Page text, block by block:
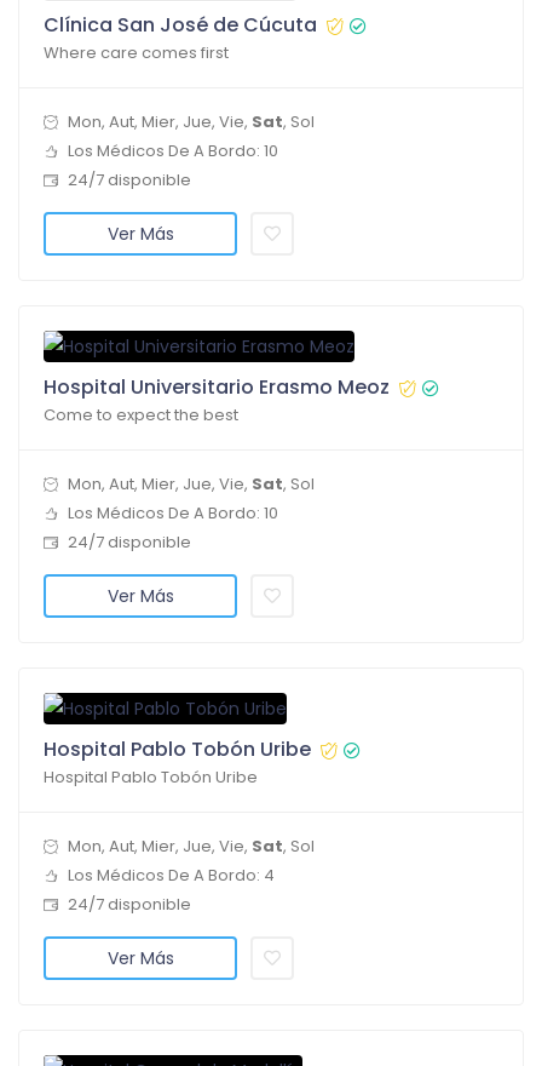
Clínica San José de Cúcuta
Where care comes first
Mon, Aut, Mier, Jue, Vie, Sat, Sol
Los Médicos De A Bordo: 10
24/7 disponible
Ver Más
Hospital Universitario Erasmo Meoz
Come to expect the best
Mon, Aut, Mier, Jue, Vie, Sat, Sol
Los Médicos De A Bordo: 10
24/7 disponible
Ver Más
Hospital Pablo Tobón Uribe
Hospital Pablo Tobón Uribe
Mon, Aut, Mier, Jue, Vie, Sat, Sol
Los Médicos De A Bordo: 4
24/7 disponible
Ver Más